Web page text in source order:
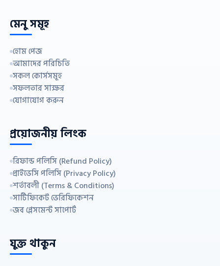
মেনু সমূহ
হোম পেজ
আমাদের পরিচিতি
সকল কোর্সসমূহ
সফলতার সাক্ষর
যোগাযোগ করুন
প্রয়োজনীয় লিংক
রিফান্ড পলিসি (Refund Policy)
প্রাইভেসি পলিসি (Privacy Policy)
শর্তাবলী (Terms & Conditions)
সার্টিফিকেট ভেরিফিকেশন
জব প্লেসমেন্ট সাপোর্ট
যুক্ত থাকুন